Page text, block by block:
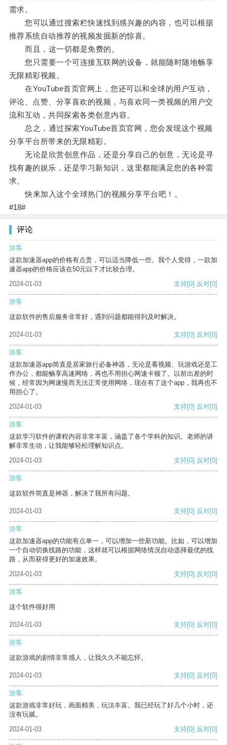
需求。
您可以通过搜索栏快速找到感兴趣的内容，也可以根据
推荐系统自动推荐的视频发掘新的惊喜。
而且，这一切都是免费的。
您只需要一个可连接互联网的设备，就能随时随地畅享
无限精彩视频。
在YouTube首页官网上，您还可以和全球的用户互动，
评论、点赞、分享喜欢的视频，与喜欢同一类视频的用户交
流和互动，共同探索各类创意内容。
总之，通过探索YouTube首页官网，您会发现这个视频
分享平台所带来的无限精彩。
无论是欣赏创意作品，还是分享自己的创意，无论是寻
找有趣的娱乐，还是学习新知识，这里都能满足您的各种需
求。
快来加入这个全球热门的视频分享平台吧！。
#18#
评论
游客
这款加速器app的价格有点贵，可以适当降低一些。我个人觉得，一款加
速器app的价格应该在50元以下才比较合理。
2024-01-03
支持[0] 反对[0]
游客
这款软件的售后服务非常好，遇到问题都能得到及时解决。
2024-01-03 支持[0] 反对[0]
游客
这款加速器app简直是居家旅行必备神器，无论是看视频、玩游戏还是工
作办公，都能畅享高速网络，再也不用担心网速卡顿了。以前出差的时
候，经常因为网速慢而无法正常使用网络，现在有了这个app，我再也不
用担心了。
2024-01-03
支持[0] 反对[0]
游客
这款学习软件的课程内容非常丰富，涵盖了各个学科的知识。老师的讲
解非常生动，让我能够轻松理解知识点。
2024-01-03
支持[0] 反对[0]
游客
这款软件简直是神器，解决了我所有问题。
2024-01-03 支持[0] 反对[0]
游客
这款加速器app的功能有点单一，可以增加一些新功能。比如，可以增加
一个自动切换线路的功能，这样就可以根据网络情况自动选择最优的线
路，从而获得更好的加速效果。
2024-01-03
支持[0] 反对[0]
游客
这个软件很好用
2024-01-03 支持[0] 反对[0]
游客
这款游戏的剧情非常感人，让我久久不能忘怀。
2024-01-03 支持[0] 反对[0]
游客
这款游戏非常好玩，画面精美，玩法丰富。我已经玩了好几个小时，还
没有玩腻。
2024-01-03
支持[0] 反对[0]